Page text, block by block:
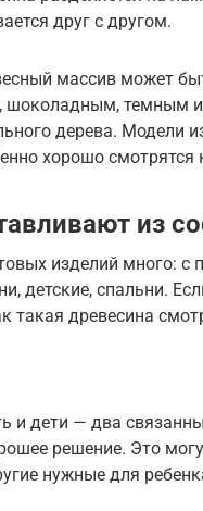
друг с другом.
массив может
шоколадным, темным
дерева. Модели
хорошо смотрятся
из
изделий много:
детские, спальни.
такая древесина
и дети — два
решение. Это
нужные для